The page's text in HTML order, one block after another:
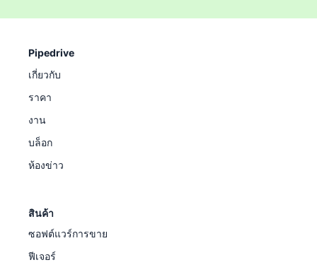
Pipedrive
เกี่ยวกับ
ราคา
งาน
บล็อก
ห้องข่าว
สินค้า
ซอฟต์แวร์การขาย
ฟีเจอร์